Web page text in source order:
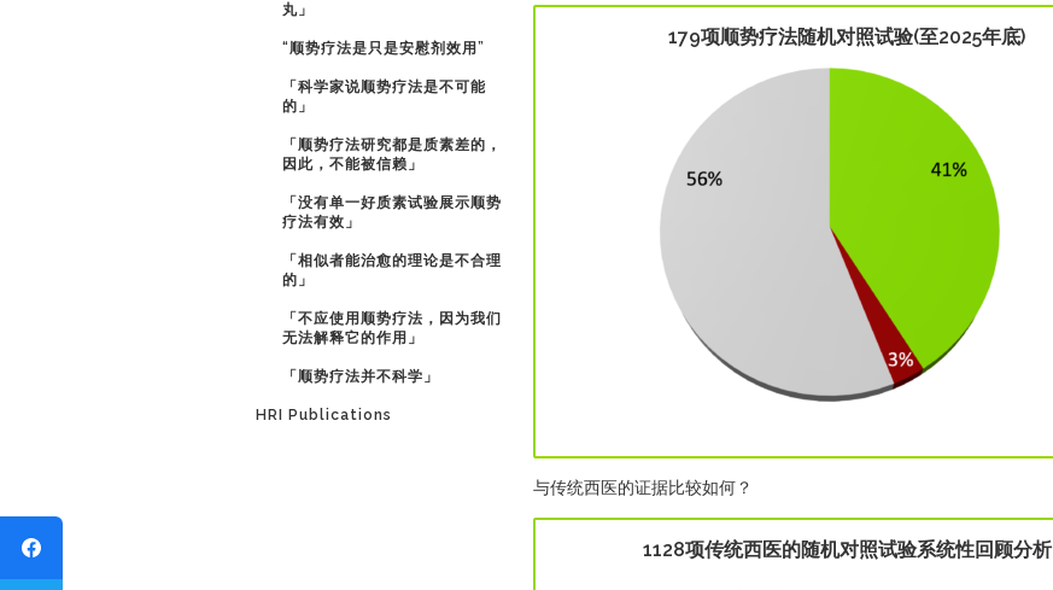
丸」
“顺势疗法是只是安慰剂效用”
「科学家说顺势疗法是不可能
的」
「顺势疗法研究都是质素差的，
因此，不能被信赖」
「没有单一好质素试验展示顺势
疗法有效」
「相似者能治愈的理论是不合理
的」
「不应使用顺势疗法，因为我们
无法解释它的作用」
「顺势疗法并不科学」
HRI Publications
179项顺势疗法随机对照试验(至2025年底)
与传统西医的证据比较如何？
1128项传统西医的随机对照试验系统性回顾分析